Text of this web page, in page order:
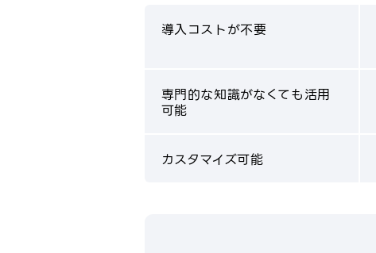
導入コストが不要
専門的な知識がなくても活用
可能
カスタマイズ可能